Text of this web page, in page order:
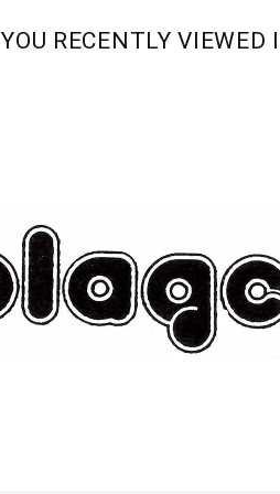
YOU RECENTLY VIEWED